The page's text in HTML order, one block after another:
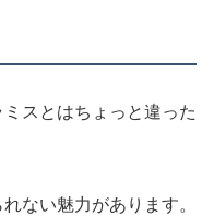
スとはちょっと違った
ない魅力があります。